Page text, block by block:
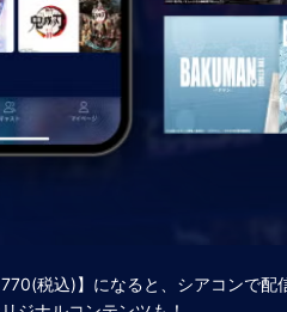
税込)】になると、シアコンで配